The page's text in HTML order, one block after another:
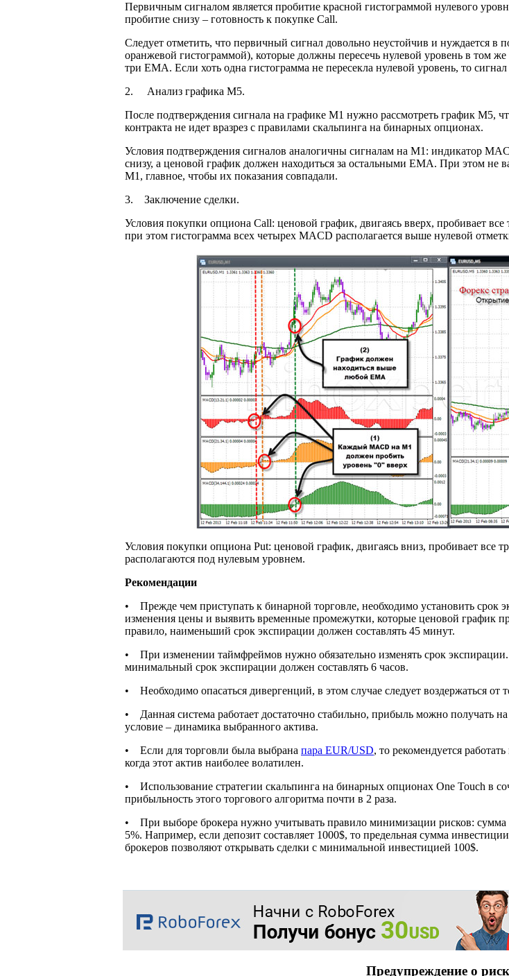
Первичным сигналом является пробитие красной гистограммой нулевого
пробитие снизу – готовность к покупке Call.
Следует отметить, что первичный сигнал довольно неустойчив и нуждается в
оранжевой гистограммой), которые должны пересечь нулевой уровень в том
три EMA. Если хоть одна гистограмма не пересекла нулевой уровень, то
2. Анализ графика М5.
После подтверждения сигнала на графике М1 нужно рассмотреть график М5,
контракта не идет вразрез с правилами скальпинга на бинарных опционах.
Условия подтверждения сигналов аналогичны сигналам на М1: индикатор
снизу, а ценовой график должен находиться за остальными EMA. При этом не
М1, главное, чтобы их показания совпадали.
3. Заключение сделки.
Условия покупки опциона Call: ценовой график, двигаясь вверх, пробивает
при этом гистограмма всех четырех MACD располагается выше нулевой
Условия покупки опциона Put: ценовой график, двигаясь вниз, пробивает все
располагаются под нулевым уровнем.
Рекомендации
• Прежде чем приступать к бинарной торговле, необходимо установить срок
изменения цены и выявить временные промежутки, которые ценовой график
правило, наименьший срок экспирации должен составлять 45 минут.
• При изменении таймфреймов нужно обязательно изменять срок
минимальный срок экспирации должен составлять 6 часов.
• Необходимо опасаться дивергенций, в этом случае следует воздержаться от
• Данная система работает достаточно стабильно, прибыль можно получать
условие – динамика выбранного актива.
• Если для торговли была выбрана пара EUR/USD, то рекомендуется
когда этот актив наиболее волатилен.
• Использование стратегии скальпинга на бинарных опционах One Touch в
прибыльность этого торгового алгоритма почти в 2 раза.
• При выборе брокера нужно учитывать правило минимизации рисков: сумма
5%. Например, если депозит составляет 1000$, то предельная сумма
брокеров позволяют открывать сделки с минимальной инвестицией 100$.
Предупреждение о